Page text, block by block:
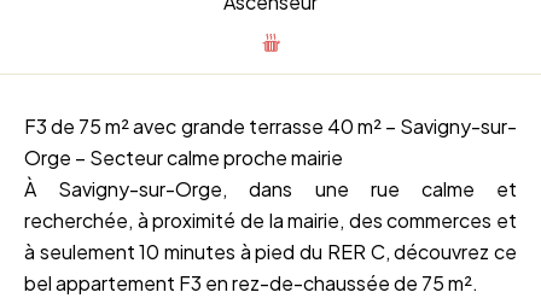
F3 de 75 m² avec grande terrasse 40 m² – Savigny-sur-
Orge – Secteur calme proche mairie
À Savigny-sur-Orge, dans une rue calme et
recherchée, à proximité de la mairie, des commerces et
à seulement 10 minutes à pied du RER C, découvrez ce
bel appartement F3 en rez-de-chaussée de 75 m².